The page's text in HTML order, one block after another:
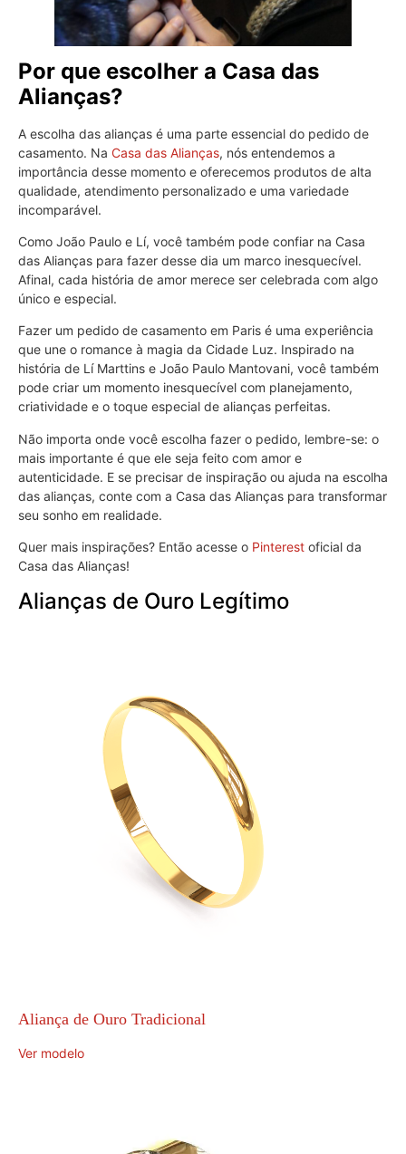
Por que escolher a Casa das
Alianças?
A escolha das alianças é uma parte essencial do pedido de
casamento. Na Casa das Alianças, nós entendemos a
importância desse momento e oferecemos produtos de alta
qualidade, atendimento personalizado e uma variedade
incomparável.
Como João Paulo e Lí, você também pode confiar na Casa
das Alianças para fazer desse dia um marco inesquecível.
Afinal, cada história de amor merece ser celebrada com algo
único e especial.
Fazer um pedido de casamento em Paris é uma experiência
que une o romance à magia da Cidade Luz. Inspirado na
história de Lí Marttins e João Paulo Mantovani, você também
pode criar um momento inesquecível com planejamento,
criatividade e o toque especial de alianças perfeitas.
Não importa onde você escolha fazer o pedido, lembre-se: o
mais importante é que ele seja feito com amor e
autenticidade. E se precisar de inspiração ou ajuda na escolha
das alianças, conte com a Casa das Alianças para transformar
seu sonho em realidade.
Quer mais inspirações? Então acesse o Pinterest oficial da
Casa das Alianças!
Alianças de Ouro Legítimo
Aliança de Ouro Tradicional
Ver modelo